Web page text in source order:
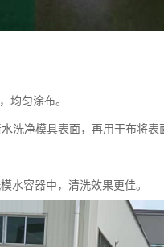
均匀涂布。
洗净模具表面，再用干布将
水容器中，清洗效果更佳。